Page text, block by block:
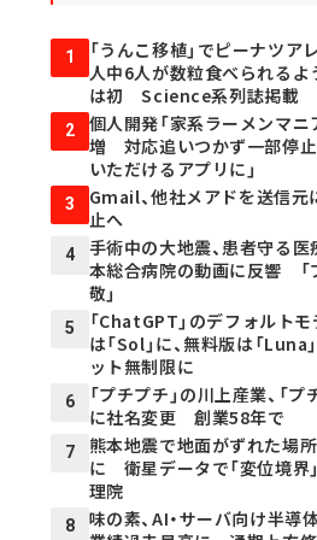
1
「うんこ移植」でピーナツア
人中6人が数粒食べられる
は初 Science系列誌掲載
2
個人開発「家系ラーメンマニ
増 対応追いつかず一部停
いただけるアプリに」
3
Gmail、他社メアドを送信元
止へ
4
手術中の大地震、患者守る
本総合病院の動画に反響 「
敬」
5
「ChatGPT」のデフォルト
は「Sol」に、無料版は「Luna
ット無制限に
6
「プチプチ」の川上産業、「プ
に社名変更 創業58年で
7
熊本地震で地面がずれた場
に 衛星データで「変位境
理院
8
味の素、AI・サーバ向け半導